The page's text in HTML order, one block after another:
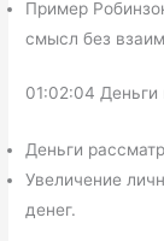
Пример
смысл без
01:02:04 Деньги
Деньги
Увеличение
денег.